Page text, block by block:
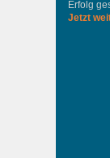
Erfolg
Jetzt